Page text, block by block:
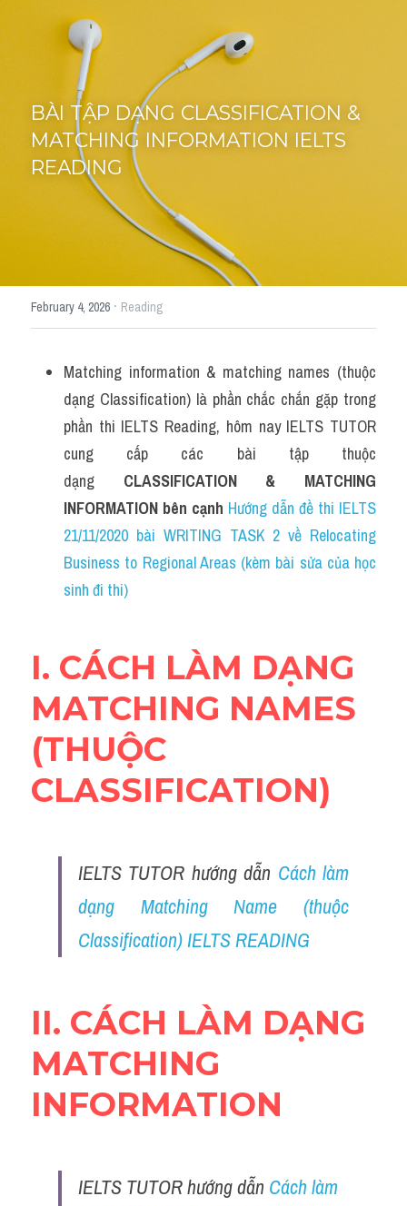
Cách diễn đạt
IELTS Videos - Ebook
Điểm báo
Adj
Idiom
Từ vựng theo topic
Từ vựng theo Topic
Vocabulary - Grammar
Grammar
Collocation
Cách paraphrase
Part 2
Noun
Cấu trúc câu
Giải đề THPT
Report đề thi thật IELTS GENERAL
Đề thi thật Task 1
Cách dùng từ
Từ vựng theo tiền tố
Phân biệt từ
Report đề thi thật IELTS
Advice
HỌC THỬ →
BÀI TẬP DẠNG CLASSIFICATION &
MATCHING INFORMATION IELTS
READING
February 4, 2026 · Reading
Matching information & matching names (thuộc
dạng Classification) là phần chắc chắn gặp trong
phần thi IELTS Reading, hôm nay IELTS TUTOR
cung cấp các bài tập thuộc
dạng CLASSIFICATION & MATCHING
INFORMATION bên cạnh Hướng dẫn đề thi IELTS
21/11/2020 bài WRITING TASK 2 về Relocating
Business to Regional Areas (kèm bài sửa của học
sinh đi thi)
I. CÁCH LÀM DẠNG
MATCHING NAMES
(THUỘC
CLASSIFICATION)
IELTS TUTOR hướng dẫn Cách làm
dạng Matching Name (thuộc
Classification) IELTS READING
II. CÁCH LÀM DẠNG
MATCHING
INFORMATION
IELTS TUTOR hướng dẫn Cách làm